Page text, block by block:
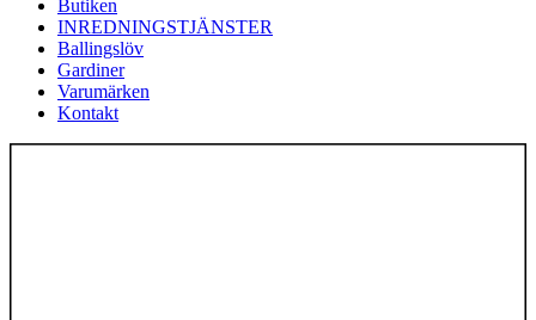
Butiken
INREDNINGSTJÄNSTER
Ballingslöv
Gardiner
Varumärken
Kontakt